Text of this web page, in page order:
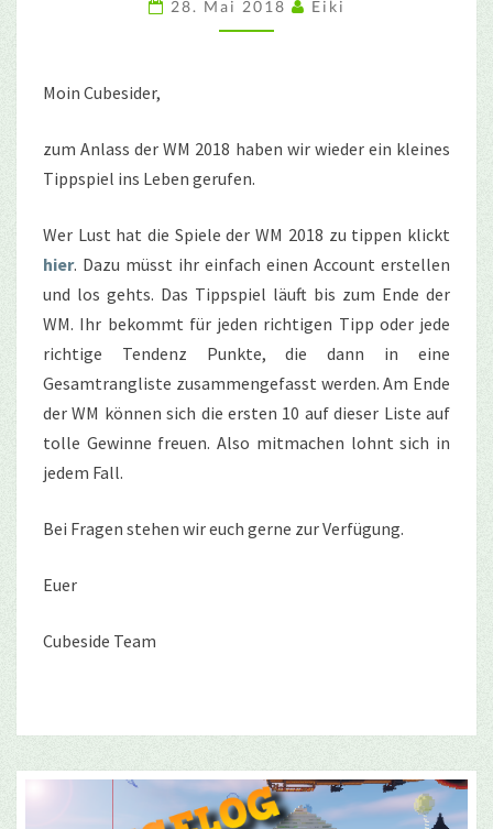
TIPPSPIEL
28. Mai 2018 Eiki
Moin Cubesider,
zum Anlass der WM 2018 haben wir wieder ein kleines
Tippspiel ins Leben gerufen.
Wer Lust hat die Spiele der WM 2018 zu tippen klickt
hier. Dazu müsst ihr einfach einen Account erstellen
und los gehts. Das Tippspiel läuft bis zum Ende der
WM. Ihr bekommt für jeden richtigen Tipp oder jede
richtige Tendenz Punkte, die dann in eine
Gesamtrangliste zusammengefasst werden. Am Ende
der WM können sich die ersten 10 auf dieser Liste auf
tolle Gewinne freuen. Also mitmachen lohnt sich in
jedem Fall.
Bei Fragen stehen wir euch gerne zur Verfügung.
Euer
Cubeside Team